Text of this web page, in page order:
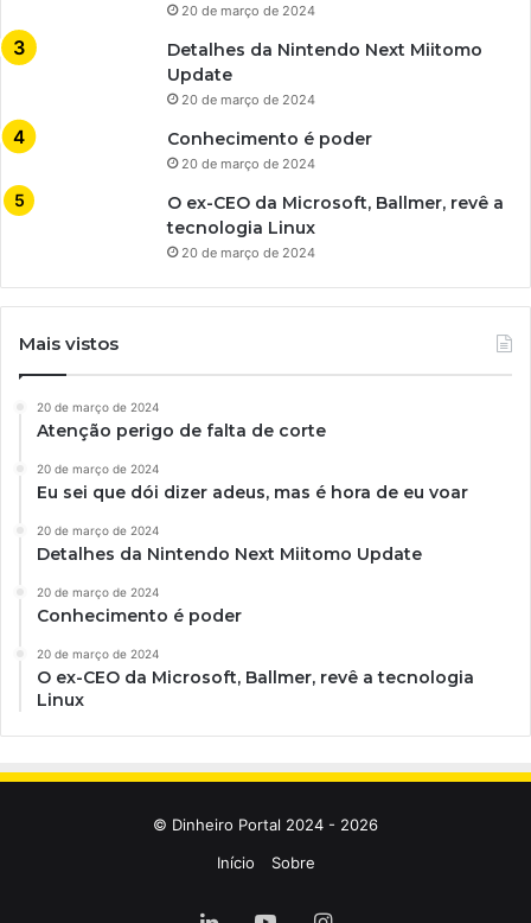
20 de março de 2024
Detalhes da Nintendo Next Miitomo
Update
20 de março de 2024
Conhecimento é poder
20 de março de 2024
O ex-CEO da Microsoft, Ballmer, revê a
tecnologia Linux
20 de março de 2024
Mais vistos
20 de março de 2024
Atenção perigo de falta de corte
20 de março de 2024
Eu sei que dói dizer adeus, mas é hora de eu voar
20 de março de 2024
Detalhes da Nintendo Next Miitomo Update
20 de março de 2024
Conhecimento é poder
20 de março de 2024
O ex-CEO da Microsoft, Ballmer, revê a tecnologia
Linux
© Dinheiro Portal 2024 - 2026
Início
Sobre